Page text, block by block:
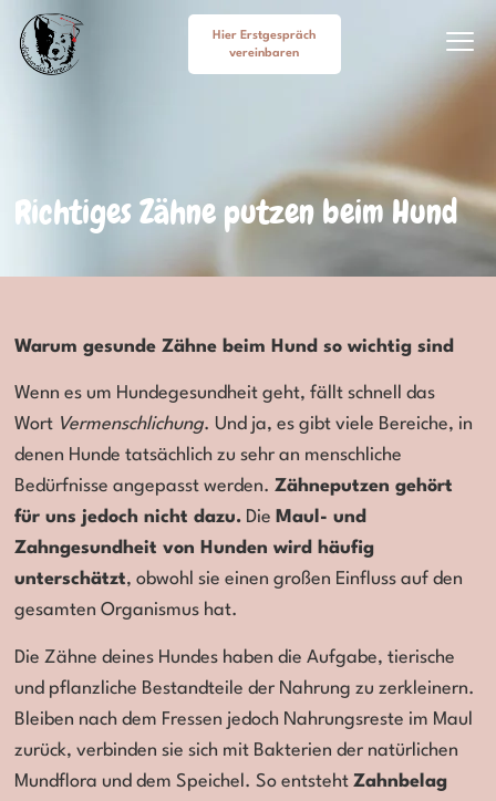
Hier Erstgespräch
vereinbaren
Richtiges Zähne putzen beim Hund
Warum gesunde Zähne beim Hund so wichtig sind
Wenn es um Hundegesundheit geht, fällt schnell das
Wort Vermenschlichung. Und ja, es gibt viele Bereiche, in
denen Hunde tatsächlich zu sehr an menschliche
Bedürfnisse angepasst werden.Zähneputzen gehört
für uns jedoch nicht dazu. Die Maul- und
Zahngesundheit von Hunden wird häufig
unterschätzt, obwohl sie einen großen Einfluss auf den
gesamten Organismus hat.
Die Zähne deines Hundes haben die Aufgabe, tierische
und pflanzliche Bestandteile der Nahrung zu zerkleinern.
Bleiben nach dem Fressen jedoch Nahrungsreste im Maul
zurück, verbinden sie sich mit Bakterien der natürlichen
Mundflora und dem Speichel. So entstehtZahnbelag